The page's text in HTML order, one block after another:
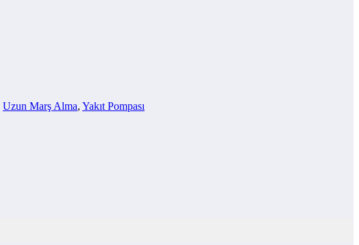
Uzun Marş Alma, Yakıt Pompası